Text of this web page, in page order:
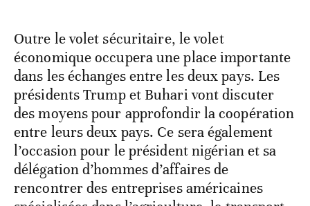
Outre le volet sécuritaire, le volet
économique occupera une place importante
dans les échanges entre les deux pays. Les
présidents Trump et Buhari vont discuter
des moyens pour approfondir la coopération
entre leurs deux pays. Ce sera également
l’occasion pour le président nigérian et sa
délégation d’hommes d’affaires de
rencontrer des entreprises américaines